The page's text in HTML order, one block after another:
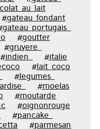
#gateau_fondant
#goutter
#gruyere_
#indien_
#italie
#lait_coco
#legumes_
#moelas
#moutarde
#oignonrouge
#pancake_
#parmesan